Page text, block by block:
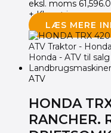
eksl. moms
+ Klargøring og
LÆS MERE
ATV
HONDA
RANCHER.